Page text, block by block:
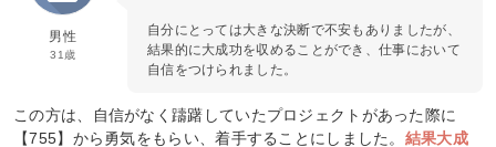
男性
31歳
自分にとっては大きな決断で不安もありましたが、
結果的に大成功を収めることができ、仕事において
自信をつけられました。
この方は、自信がなく躊躇していたプロジェクトがあった際に
【755】から勇気をもらい、着手することにしました。 結果大成